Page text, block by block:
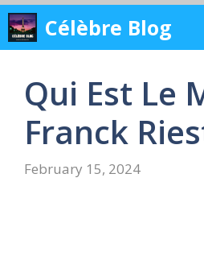
Skip
to
content
Célèbre Blog
Qui Est Le
Franck
February 15, 2024